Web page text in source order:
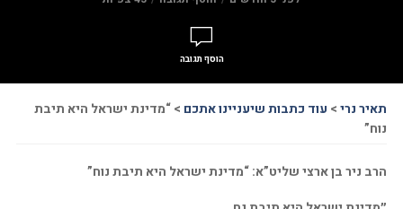
הוסף תגובה
תאיר נרי> עוד כתבות שיעניינו אתכם >“מדינת ישראל היא תיבת
נוח”
הרב ניר בן ארצי שליט”א: “מדינת ישראל היא תיבת נוח”